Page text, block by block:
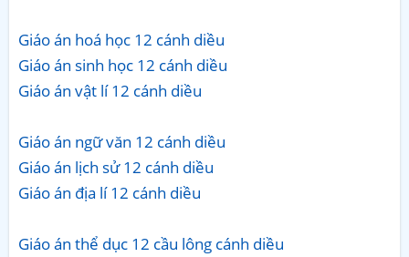
Giáo án hoá học 12 cánh diều
Giáo án sinh học 12 cánh diều
Giáo án vật lí 12 cánh diều
Giáo án ngữ văn 12 cánh diều
Giáo án lịch sử 12 cánh diều
Giáo án địa lí 12 cánh diều
Giáo án thể dục 12 cầu lông cánh diều